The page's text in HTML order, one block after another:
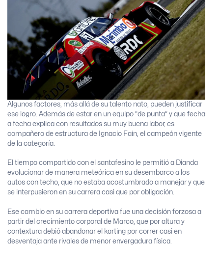
Algunos factores, más allá de su talento nato, pueden justificar
ese logro. Además de estar en un equipo “de punta” y que fecha
a fecha explica con resultados su muy buena labor, es
compañero de estructura de Ignacio Faín, el campeón vigente
de la categoría.
El tiempo compartido con el santafesino le permitió a Dianda
evolucionar de manera meteórica en su desembarco a los
autos con techo, que no estaba acostumbrado a manejar y que
se interpusieron en su carrera casi que por obligación.
Ese cambio en su carrera deportiva fue una decisión forzosa a
partir del crecimiento corporal de Marco, que por altura y
contextura debió abandonar el karting por correr casi en
desventaja ante rivales de menor envergadura física.